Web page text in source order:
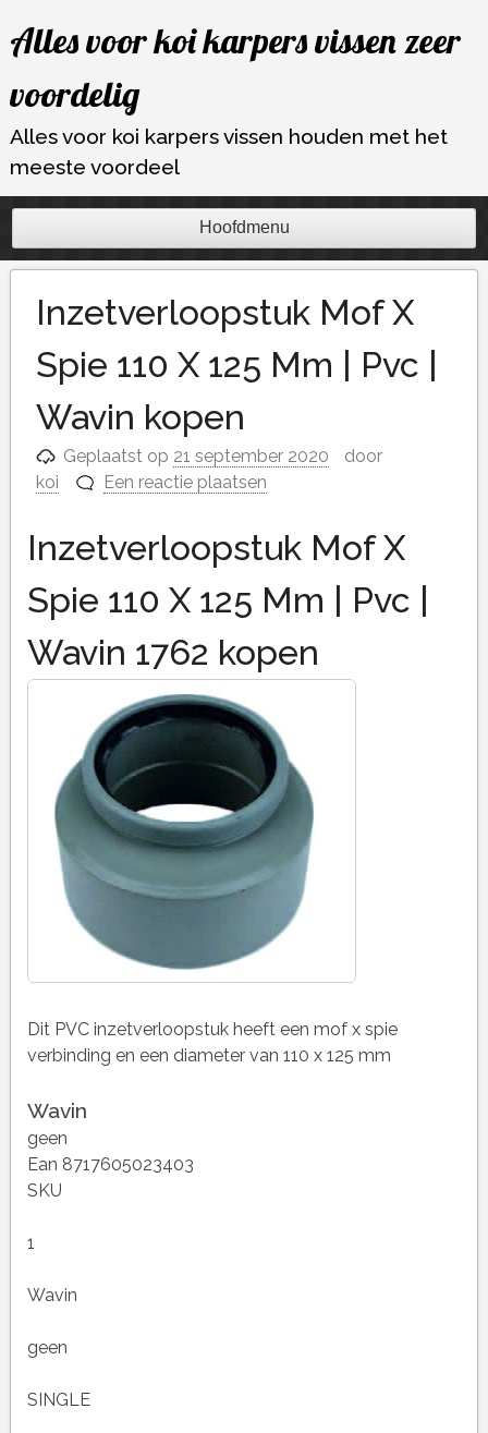
naar
inhoud
Alles voor koi karpers vissen zeer
voordelig
Alles voor koi karpers vissen houden met het
meeste voordeel
Hoofdmenu
Inzetverloopstuk Mof X
Spie 110 X 125 Mm | Pvc |
Wavin kopen
Geplaatst op 21 september 2020
door
koi
Een reactie plaatsen
Inzetverloopstuk Mof X
Spie 110 X 125 Mm | Pvc |
Wavin 1762 kopen
Dit PVC inzetverloopstuk heeft een mof x spie
verbinding en een diameter van 110 x 125 mm
Wavin
geen
Ean 8717605023403
SKU
1
Wavin
geen
SINGLE